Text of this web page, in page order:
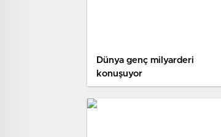
Dünya genç milyarderi
konuşuyor